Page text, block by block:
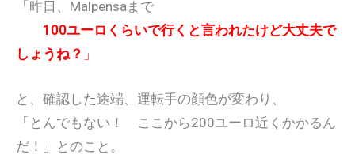
「昨日、Malpensaまで
100ユーロくらいで行くと言われたけど大丈夫で
しょうね？ 」
と、確認した途端、運転手の顔色が変わり、
「とんでもない！ ここから200ユーロ近くかかるん
だ！」とのこと。